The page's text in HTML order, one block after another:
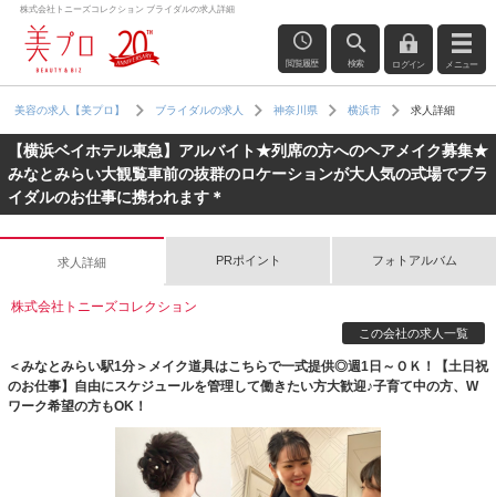
株式会社トニーズコレクション ブライダルの求人詳細
閲覧履歴 検索 ログイン メニュー
美容の求人【美プロ】 ブライダルの求人 神奈川県 横浜市 求人詳細
【横浜ベイホテル東急】アルバイト★列席の方へのヘアメイク募集★
みなとみらい大観覧車前の抜群のロケーションが大人気の式場でブラ
イダルのお仕事に携われます＊
求人詳細 PRポイント フォトアルバム
株式会社トニーズコレクション
この会社の求人一覧
＜みなとみらい駅1分＞メイク道具はこちらで一式提供◎週1日～ＯＫ！【土日祝
のお仕事】自由にスケジュールを管理して働きたい方大歓迎♪子育て中の方、W
ワーク希望の方もOK！